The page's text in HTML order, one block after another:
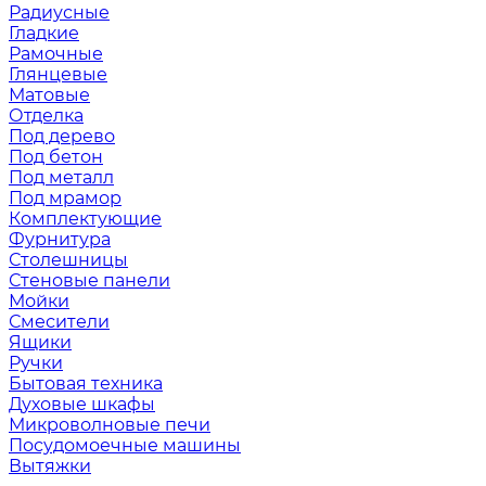
Радиусные
Гладкие
Рамочные
Глянцевые
Матовые
Отделка
Под дерево
Под бетон
Под металл
Под мрамор
Комплектующие
Фурнитура
Столешницы
Стеновые панели
Мойки
Смесители
Ящики
Ручки
Бытовая техника
Духовые шкафы
Микроволновые печи
Посудомоечные машины
Вытяжки